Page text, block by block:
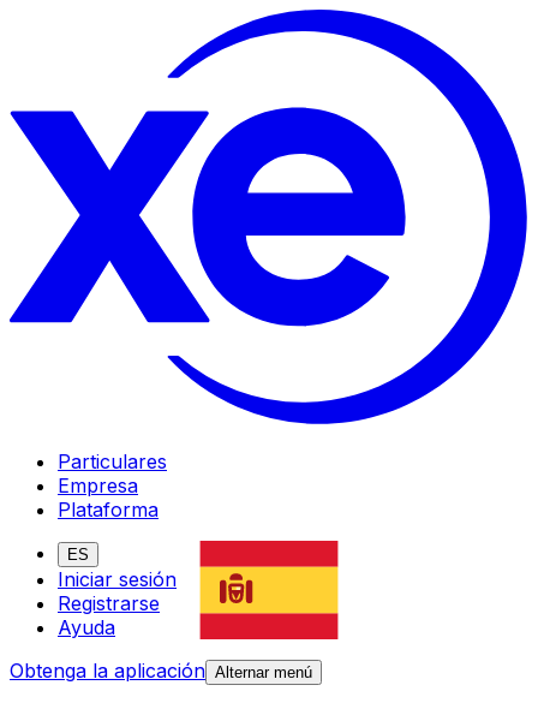
Particulares
Empresa
Plataforma
ES
Iniciar sesión
Registrarse
Ayuda
Obtenga la aplicación Alternar menú